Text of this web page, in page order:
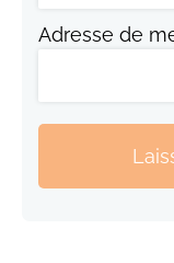
Adresse de